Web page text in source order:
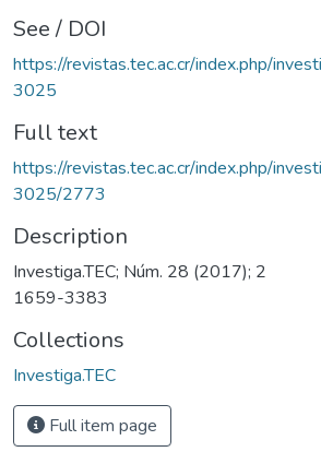
See / DOI
https://revistas.tec.ac.cr/index.php/
3025
Full text
https://revistas.tec.ac.cr/index.php/
3025/2773
Description
Investiga.TEC; Núm. 28 (2017); 2
1659-3383
Collections
Investiga.TEC
Full item page